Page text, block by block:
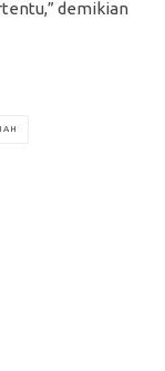
demikian